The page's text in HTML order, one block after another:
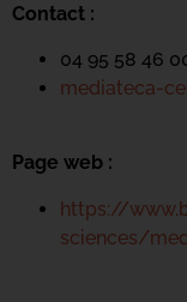
Contact :
04 95 58 46
mediateca-
Page web :
https://
sciences/